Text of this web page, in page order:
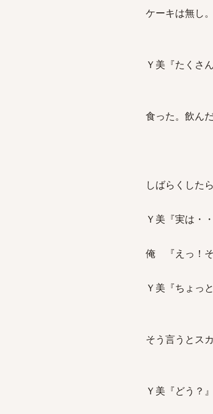
ケーキは無し
Ｙ美『たくさ
食った。飲ん
しばらくしたら
Ｙ美『実は・
俺 『えっ！そ
Ｙ美『ちょっ
そう言うとス
Ｙ美『どう？』